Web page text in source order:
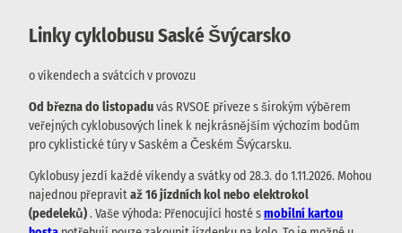
Linky cyklobusu Saské Švýcarsko
o víkendech a svátcích v provozu
Od března do listopaduvás RVSOE přiveze s širokým výběrem
veřejných cyklobusových linek k nejkrásnějším výchozím bodům
pro cyklistické túry v Saském a Českém Švýcarsku.
Cyklobusy jezdí každé víkendy a svátky od 28.3. do 1.11.2026. Mohou
najednou přepravitaž 16 jízdních kol nebo elektrokol
(pedeleků). Vaše výhoda: Přenocující hosté smobilní kartou